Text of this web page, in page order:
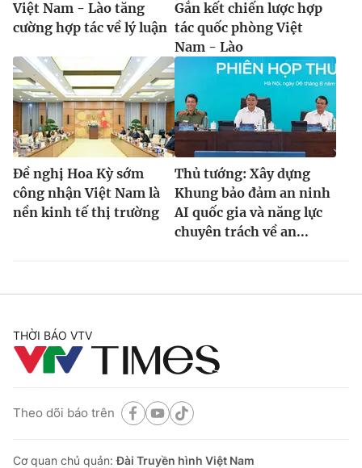
Việt Nam - Lào tăng
cường hợp tác về lý luận
Gắn kết chiến lược hợp
tác quốc phòng Việt
Nam - Lào
Đề nghị Hoa Kỳ sớm
công nhận Việt Nam là
nền kinh tế thị trường
Thủ tướng: Xây dựng
Khung bảo đảm an ninh
AI quốc gia và năng lực
chuyên trách về an...
THỜI BÁO VTV
Theo dõi báo trên
Cơ quan chủ quản:Đài Truyền hình Việt Nam